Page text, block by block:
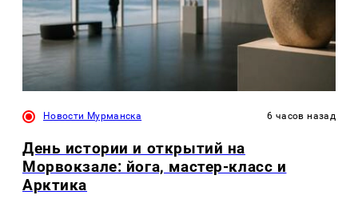
Новости Мурманска 6 часов назад
День истории и открытий на
Морвокзале: йога, мастер-класс и
Арктика